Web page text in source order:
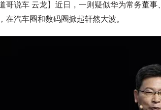
哥说车 云龙】近日，一则疑似华为常务董
在汽车圈和数码圈掀起轩然大波。